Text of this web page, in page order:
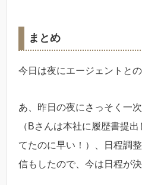
まとめ
今日は夜にエージェントと
あ、昨日の夜にさっそく一
（Bさんは本社に履歴書提
てたのに早い！）、日程調
信もしたので、今は日程が